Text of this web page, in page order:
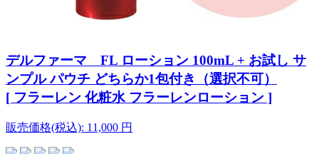
デルファーマ FL ローション 100mL + お試し サ
ンプル パウチ どちらか1包付き（選択不可）
[ フラーレン 化粧水 フラーレンローション ]
販売価格(税込): 11,000 円